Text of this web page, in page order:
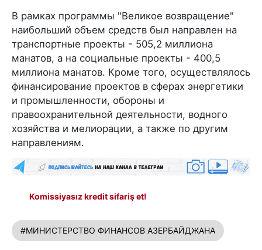
В рамках программы "Великое возвращение"
наибольший объем средств был направлен на
транспортные проекты - 505,2 миллиона
манатов, а на социальные проекты - 400,5
миллиона манатов. Кроме того, осуществлялось
финансирование проектов в сферах энергетики
и промышленности, обороны и
правоохранительной деятельности, водного
хозяйства и мелиорации, а также по другим
направлениям.
Komissiyasız kredit sifariş et!
#МИНИСТЕРСТВО ФИНАНСОВ АЗЕРБАЙДЖАНА